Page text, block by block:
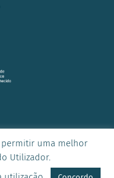
–ICONE
permitir uma melhor
Utilizador.